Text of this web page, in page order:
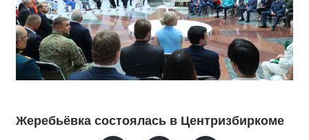
Жеребьёвка состоялась в Центризбиркоме